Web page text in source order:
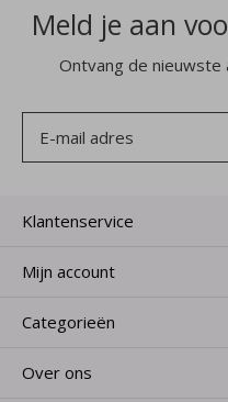
Meld je aan
Ontvang de nieuwste
Klantenservice
Mijn account
Categorieën
Over ons